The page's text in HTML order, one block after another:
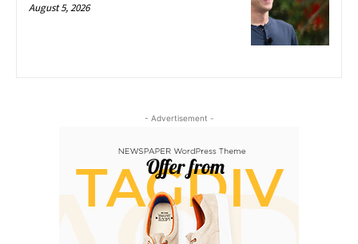
August 5, 2026
- Advertisement -